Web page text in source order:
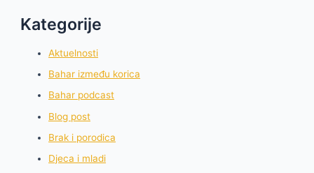
Kategorije
Aktuelnosti
Bahar između korica
Bahar podcast
Blog post
Brak i porodica
Djeca i mladi